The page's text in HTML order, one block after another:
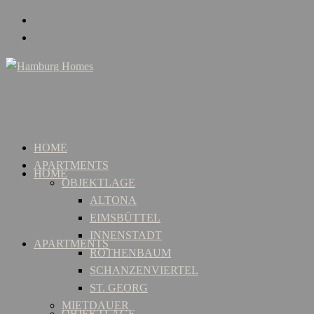
HOME
APARTMENTS
HOME
APARTMENTS
OBJEKTLAGE
ALTONA
EIMSBÜTTEL
INNENSTADT
ROTHENBAUM
SCHANZENVIERTEL
ST. GEORG
MIETDAUER